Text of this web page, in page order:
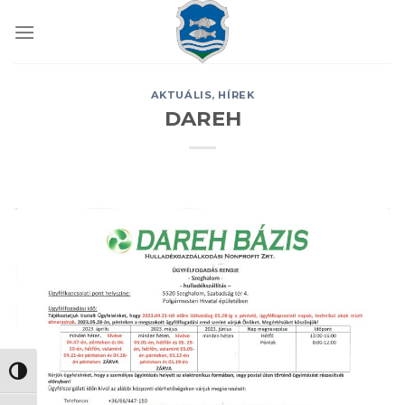
NAGY KONTRASZT VÁLTÁSA
AKTUÁLIS, HÍREK
DAREH